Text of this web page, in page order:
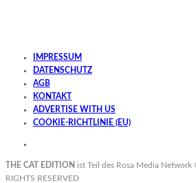
IMPRESSUM
DATENSCHUTZ
AGB
KONTAKT
ADVERTISE WITH US
COOKIE-RICHTLINIE (EU)
THE CAT EDITION ist Teil des Rosa Media Network
RIGHTS RESERVED